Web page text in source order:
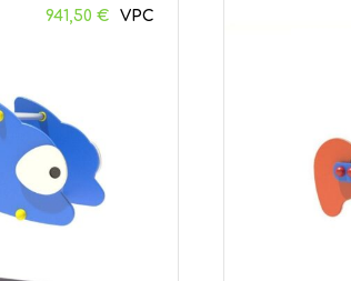
941,50€